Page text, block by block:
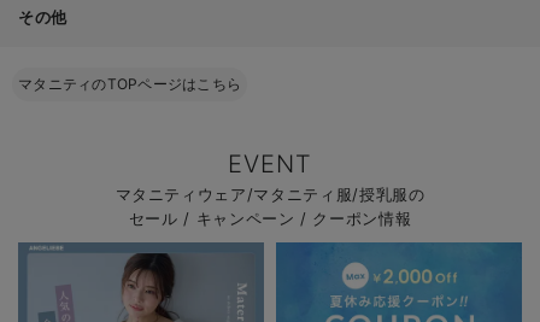
その他
マタニティのTOPページはこちら
EVENT
マタニティウェア/マタニティ服/授乳服の
セール / キャンペーン / クーポン情報